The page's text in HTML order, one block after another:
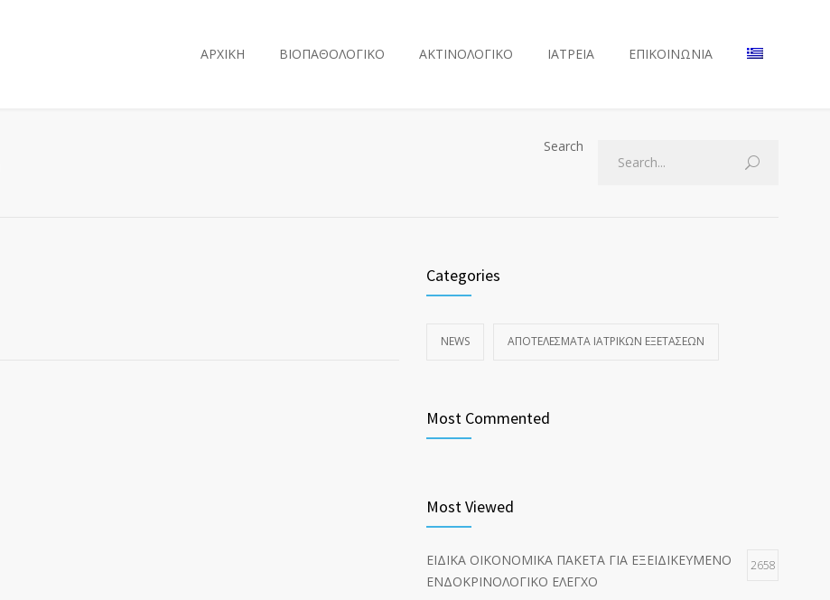
ΑΡΧΙΚΗ ΒΙΟΠΑΘΟΛΟΓΙΚΟ ΑΚΤΙΝΟΛΟΓΙΚΟ ΙΑΤΡΕΙΑ ΕΠΙΚΟΙΝΩΝΙΑ
Search
Categories
NEWS ΑΠΟΤΕΛΈΣΜΑΤΑ ΙΑΤΡΙΚΏΝ ΕΞΕΤΆΣΕΩΝ
Most Commented
Most Viewed
ΕΙΔΙΚΑ ΟΙΚΟΝΟΜΙΚΑ ΠΑΚΕΤΑ ΓΙΑ ΕΞΕΙΔΙΚΕΥΜΕΝΟ
ΕΝΔΟΚΡΙΝΟΛΟΓΙΚΟ ΕΛΕΓΧΟ
2658